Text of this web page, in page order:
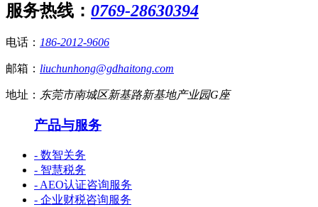
服务热线： 0769-28630394
电话： 186-2012-9606
邮箱： liuchunhong@gdhaitong.com
地址： 东莞市南城区新基路新基地产业园G座
产品与服务
- 数智关务
- 智慧税务
- AEO认证咨询服务
- 企业财税咨询服务